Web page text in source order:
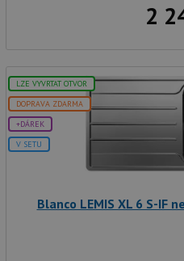
2
LZE VYVRTAT OTVOR
DOPRAVA ZDARMA
+DÁREK
V SETU
Blanco LEMIS XL 6 S-IF